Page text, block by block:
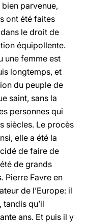
bien parvenue,
ont été faites
le droit de
équipollente.
une femme est
longtemps, et
du peuple de
saint, sans la
personnes qui
siècles. Le procès
elle a été la
de faire de
de grands
Pierre Favre en
de l’Europe: il
qu’il
ans. Et puis il y